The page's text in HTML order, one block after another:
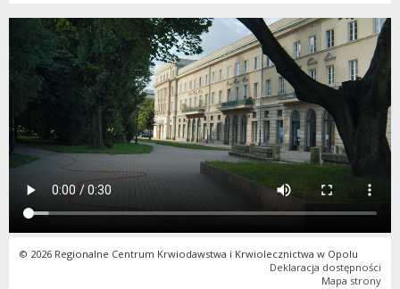
© 2026 Regionalne Centrum Krwiodawstwa i Krwiolecznictwa w Opolu
Deklaracja dostępności
Mapa strony